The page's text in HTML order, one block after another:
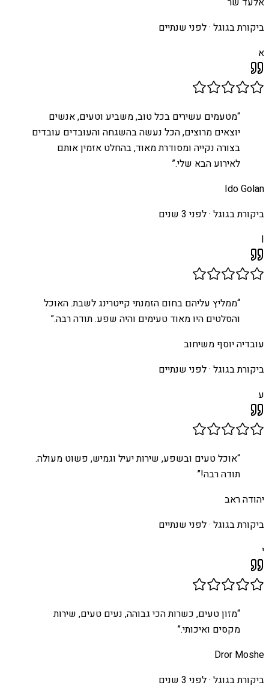
ביקורת בגוגל ·לפני שנתיים
א
“מטעמים עשירים בכל טוב, משביע וטעים, אנשים
יוצאים מרוצים, הכל נעשה בהשגחה והעובדים עובדים
בצורה נקייה ומסודרת מאוד, בהחלט אזמין אותם
לאירוע הבא שלי.”
Ido Golan
ביקורת בגוגל ·לפני 3 שנים
I
“ממליץ עליהם בחום הזמנתי קייטרינג לשבת. האוכל
והסלטים היו מאוד טעימים והיה שפע. תודה רבה.”
עובדיה יוסף משיחוב
ביקורת בגוגל ·לפני שנתיים
ע
“אוכל טעים ובשפע, שירות יעיל וגמיש, פשוט מעולה.
תודה רבה!”
יהודה ראב
ביקורת בגוגל ·לפני שנתיים
י
“מזון טעים, כשרות הכי גבוהה, נעים טעים, שירות
מקסים ואיכותי.”
Dror Moshe
ביקורת בגוגל ·לפני 3 שנים